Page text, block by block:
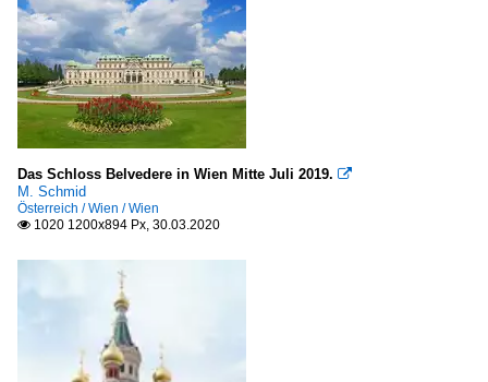
Das Schloss Belvedere in Wien Mitte Juli 2019. 
M. Schmid
Österreich / Wien / Wien
 1020 1200x894 Px, 30.03.2020